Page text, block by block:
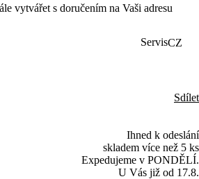
vytvářet s doručením na Vaši adresu
ServisCZ
Sdílet
Ihned k odeslání
skladem více než 5 ks
Expedujeme v PONDĚLÍ.
U Vás již od 17.8.